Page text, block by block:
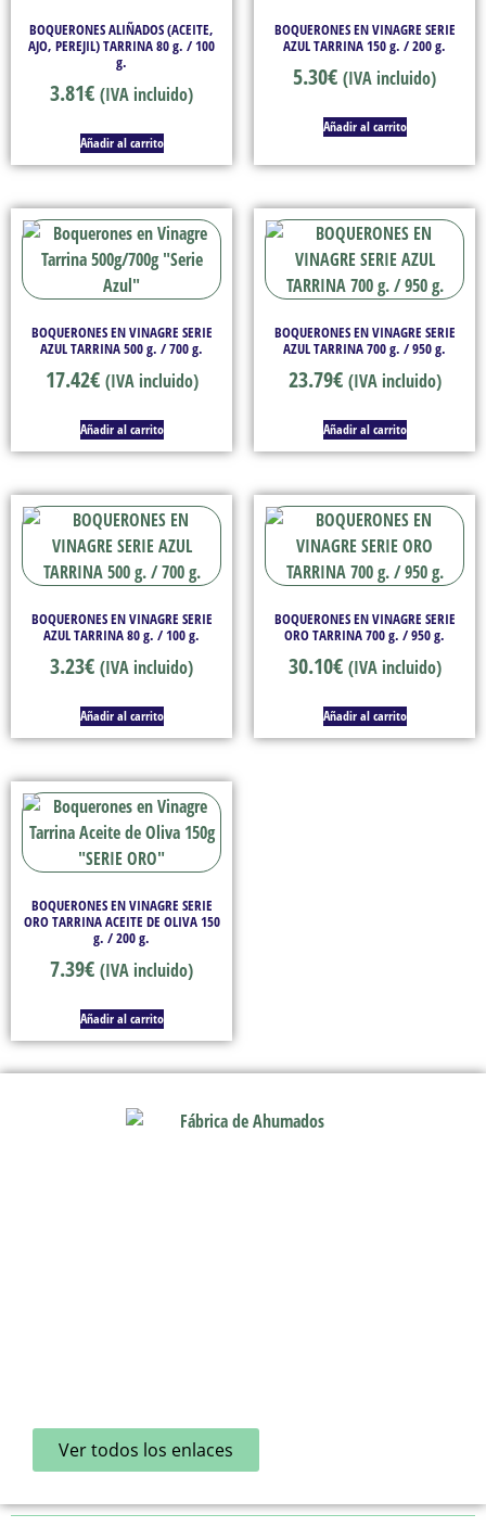
BOQUERONES ALIÑADOS (ACEITE,
AJO, PEREJIL) TARRINA 80 g. / 100
g.
3.81€ (IVA incluido)
Añadir al carrito
BOQUERONES EN VINAGRE SERIE
AZUL TARRINA 150 g. / 200 g.
5.30€ (IVA incluido)
Añadir al carrito
BOQUERONES EN VINAGRE SERIE
AZUL TARRINA 500 g. / 700 g.
17.42€ (IVA incluido)
Añadir al carrito
BOQUERONES EN VINAGRE SERIE
AZUL TARRINA 700 g. / 950 g.
23.79€ (IVA incluido)
Añadir al carrito
BOQUERONES EN VINAGRE SERIE
AZUL TARRINA 80 g. / 100 g.
3.23€ (IVA incluido)
Añadir al carrito
BOQUERONES EN VINAGRE SERIE
ORO TARRINA 700 g. / 950 g.
30.10€ (IVA incluido)
Añadir al carrito
BOQUERONES EN VINAGRE SERIE
ORO TARRINA ACEITE DE OLIVA 150
g. / 200 g.
7.39€ (IVA incluido)
Añadir al carrito
Ver todos los enlaces